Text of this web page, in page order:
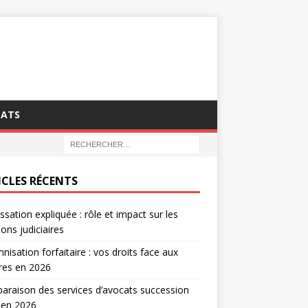
RÉCENTS
expliquée : rôle et impact sur les
judiciaires
forfaitaire : vos droits face aux
en 2026
des services d’avocats succession
2026